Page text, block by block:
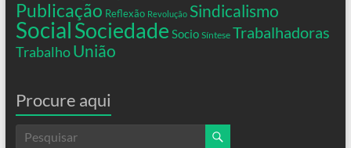
Publicação Reflexão Revolução Sindicalismo
SocialSociedade Socio Síntese Trabalhadoras
Trabalho União
Procure aqui